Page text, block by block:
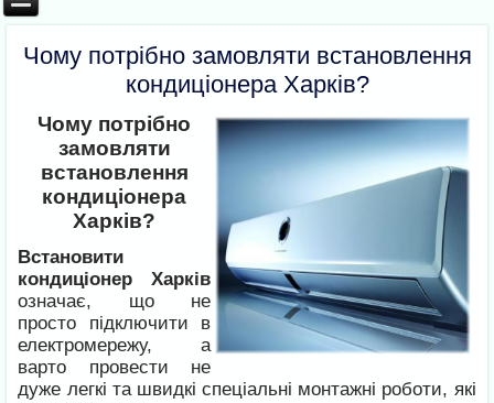
Чому потрібно замовляти встановлення
кондиціонера Харків?
Чому потрібно
замовляти
встановлення
кондиціонера
Харків?
Встановити
кондиціонер Харків
означає, що не
просто підключити в
електромережу, а
варто провести не
дуже легкі та швидкі спеціальні монтажні роботи, які